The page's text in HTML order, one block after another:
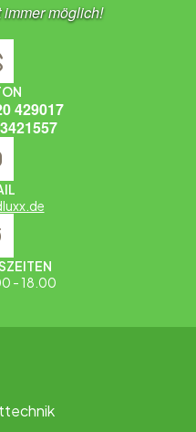
möglich!
429017
- 18.00